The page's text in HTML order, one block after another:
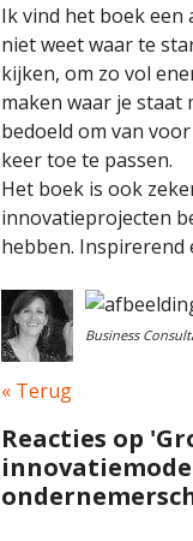
Ik vind het boek een
niet weet waar te
kijken, om zo vol
maken waar je
bedoeld om van
keer toe te passen.
Het boek is ook
innovatieprojecten
hebben. Inspirerend
Business
« Terug
Reacties op